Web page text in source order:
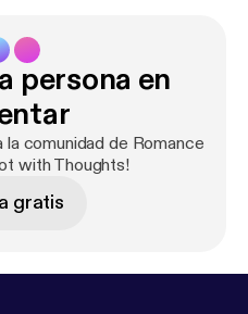
Lauren! --- Send in a voice message:
message
persona en
la comunidad de Romance
with Thoughts!
gratis